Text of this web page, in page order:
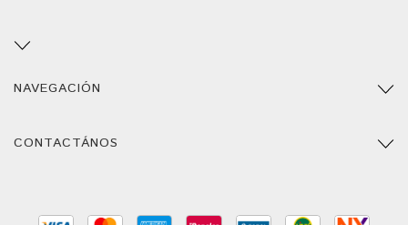
NAVEGACIÓN
CONTACTÁNOS